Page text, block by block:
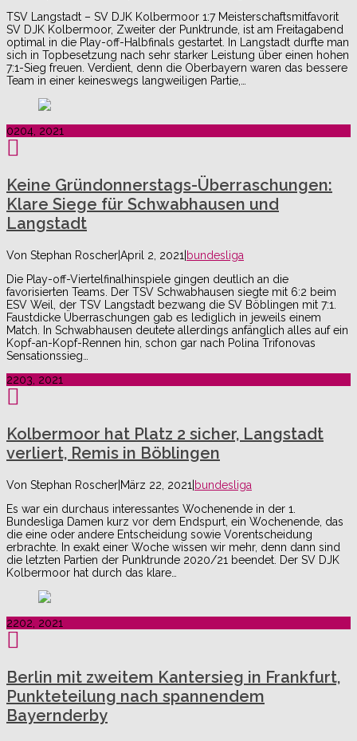
TSV Langstadt – SV DJK Kolbermoor 1:7 Meisterschaftsmitfavorit
SV DJK Kolbermoor, Zweiter der Punktrunde, ist am Freitagabend
optimal in die Play-off-Halbfinals gestartet. In Langstadt durfte man
sich in Topbesetzung nach sehr starker Leistung über einen hohen
7:1-Sieg freuen. Verdient, denn die Oberbayern waren das bessere
Team in einer keineswegs langweiligen Partie,…
0204, 2021
Keine Gründonnerstags-Überraschungen:
Klare Siege für Schwabhausen und
Langstadt
Von Stephan Roscher|April 2, 2021|bundesliga
Die Play-off-Viertelfinalhinspiele gingen deutlich an die
favorisierten Teams. Der TSV Schwabhausen siegte mit 6:2 beim
ESV Weil, der TSV Langstadt bezwang die SV Böblingen mit 7:1.
Faustdicke Überraschungen gab es lediglich in jeweils einem
Match. In Schwabhausen deutete allerdings anfänglich alles auf ein
Kopf-an-Kopf-Rennen hin, schon gar nach Polina Trifonovas
Sensationssieg…
2203, 2021
Kolbermoor hat Platz 2 sicher, Langstadt
verliert, Remis in Böblingen
Von Stephan Roscher|März 22, 2021|bundesliga
Es war ein durchaus interessantes Wochenende in der 1.
Bundesliga Damen kurz vor dem Endspurt, ein Wochenende, das
die eine oder andere Entscheidung sowie Vorentscheidung
erbrachte. In exakt einer Woche wissen wir mehr, denn dann sind
die letzten Partien der Punktrunde 2020/21 beendet. Der SV DJK
Kolbermoor hat durch das klare…
2202, 2021
Berlin mit zweitem Kantersieg in Frankfurt,
Punkteteilung nach spannendem
Bayernderby